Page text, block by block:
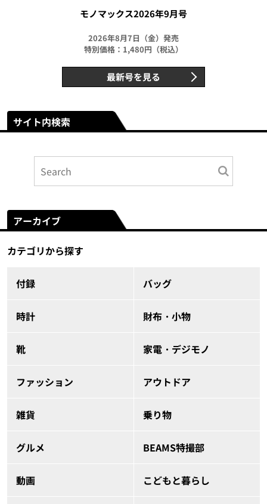
モノマックス2026年9月号
2026年8月7日（金）発売
特別価格：1,480円（税込）
最新号を見る
サイト内検索
アーカイブ
カテゴリから探す
付録 バッグ
時計 財布・小物
靴 家電・デジモノ
ファッション アウトドア
雑貨 乗り物
グルメ BEAMS特撮部
動画 こどもと暮らし